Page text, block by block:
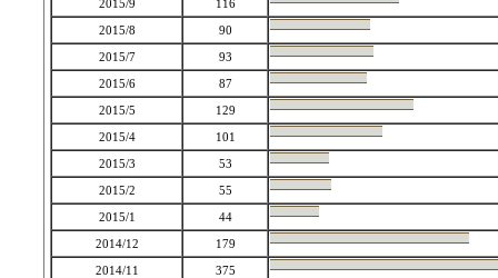
2015/9
116
2015/8
90
2015/7
93
2015/6
87
2015/5
129
2015/4
101
2015/3
53
2015/2
55
2015/1
44
2014/12
179
2014/11
375